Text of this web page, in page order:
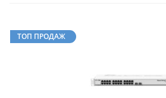
ТОП ПРОДАЖ